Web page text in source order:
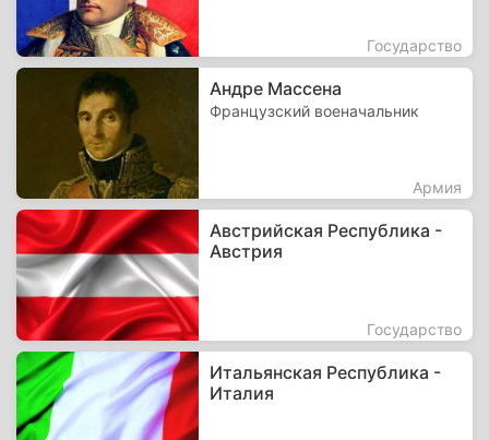
Государство
Андре Массена
Французский военачальник
Армия
Австрийская Республика -
Австрия
Государство
Итальянская Республика -
Италия